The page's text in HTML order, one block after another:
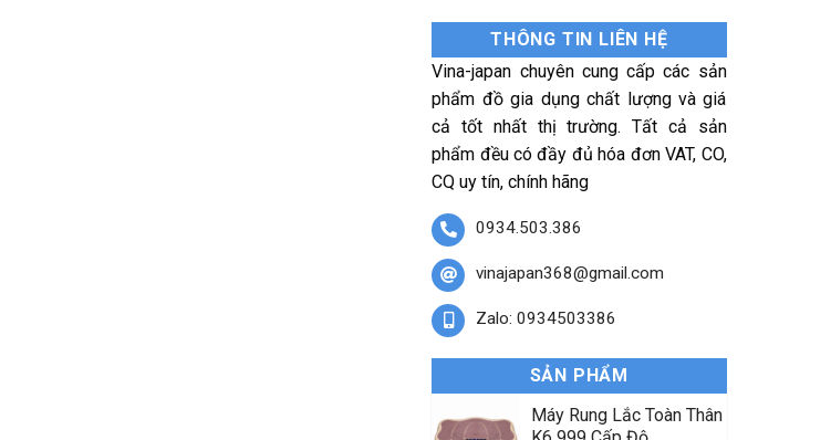
THÔNG TIN LIÊN HỆ
Vina-japan chuyên cung cấp các sản
phẩm đồ gia dụng chất lượng và giá
cả tốt nhất thị trường. Tất cả sản
phẩm đều có đầy đủ hóa đơn VAT, CO,
CQ uy tín, chính hãng
0934.503.386
vinajapan368@gmail.com
Zalo: 0934503386
SẢN PHẨM
Máy Rung Lắc Toàn Thân